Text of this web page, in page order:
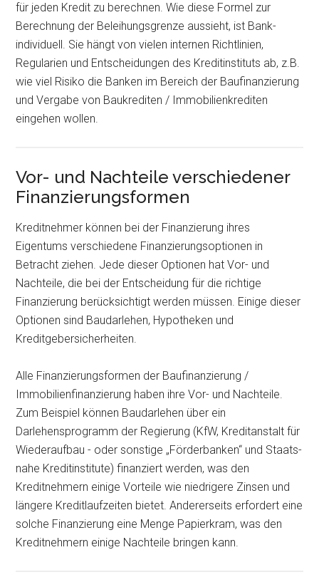
für jeden Kredit zu berechnen. Wie diese Formel zur
Berechnung der Beleihungsgrenze aussieht, ist Bank-
individuell. Sie hängt von vielen internen Richtlinien,
Regularien und Entscheidungen des Kreditinstituts ab, z.B.
wie viel Risiko die Banken im Bereich der Baufinanzierung
und Vergabe von Baukrediten / Immobilienkrediten
eingehen wollen.
Vor- und Nachteile verschiedener
Finanzierungsformen
Kreditnehmer können bei der Finanzierung ihres
Eigentums verschiedene Finanzierungsoptionen in
Betracht ziehen. Jede dieser Optionen hat Vor- und
Nachteile, die bei der Entscheidung für die richtige
Finanzierung berücksichtigt werden müssen. Einige dieser
Optionen sind Baudarlehen, Hypotheken und
Kreditgebersicherheiten.
Alle Finanzierungsformen der Baufinanzierung /
Immobilienfinanzierung haben ihre Vor- und Nachteile.
Zum Beispiel können Baudarlehen über ein
Darlehensprogramm der Regierung (KfW, Kreditanstalt für
Wiederaufbau - oder sonstige „Förderbanken“ und Staats-
nahe Kreditinstitute) finanziert werden, was den
Kreditnehmern einige Vorteile wie niedrigere Zinsen und
längere Kreditlaufzeiten bietet. Andererseits erfordert eine
solche Finanzierung eine Menge Papierkram, was den
Kreditnehmern einige Nachteile bringen kann.